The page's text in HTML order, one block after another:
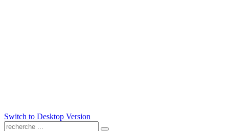
Switch to Desktop Version